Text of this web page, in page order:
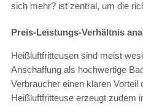
sich mehr? ist zentral, um die
Preis-Leistungs-Verhältnis
Heißluftfritteusen sind meist
Anschaffung als hochwertige
Verbraucher einen klaren Vorteil
Heißluftfritteuse erzeugt zudem